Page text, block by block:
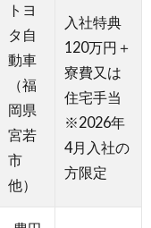
トヨ
タ自
動車
（福
岡県
宮若
市
他）
入社特典
120万円＋
寮費又は
住宅手当
※2026年
4月入社の
方限定